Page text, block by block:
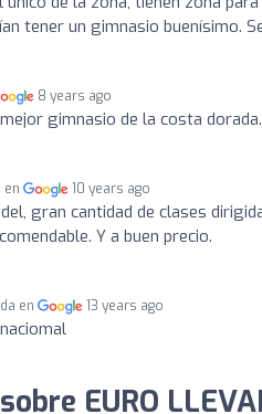
tener un gimnasio buenísimo.
8 years ago
gimnasio de la costa dorada.
en 10 years ago
gran cantidad de clases
Y a buen precio.
en 13 years ago
EURO